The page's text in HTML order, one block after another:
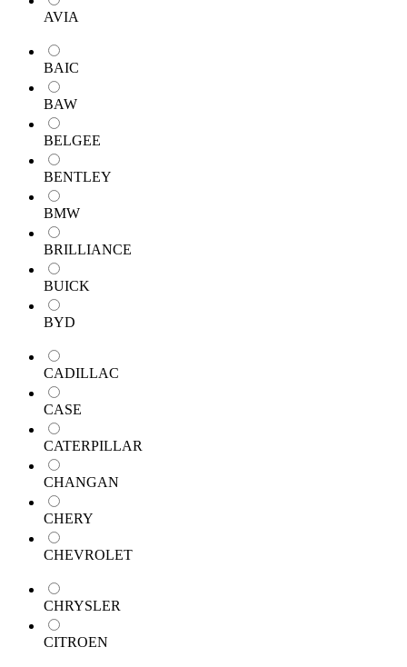
AVIA
BAIC
BAW
BELGEE
BENTLEY
BMW
BRILLIANCE
BUICK
BYD
CADILLAC
CASE
CATERPILLAR
CHANGAN
CHERY
CHEVROLET
CHRYSLER
CITROEN